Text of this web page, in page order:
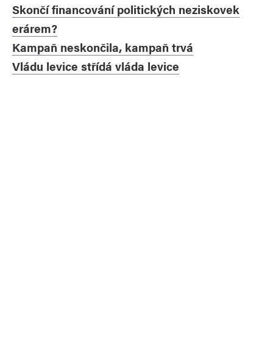
Skončí financování politických neziskovek
erárem?
Kampaň neskončila, kampaň trvá
Vládu levice střídá vláda levice